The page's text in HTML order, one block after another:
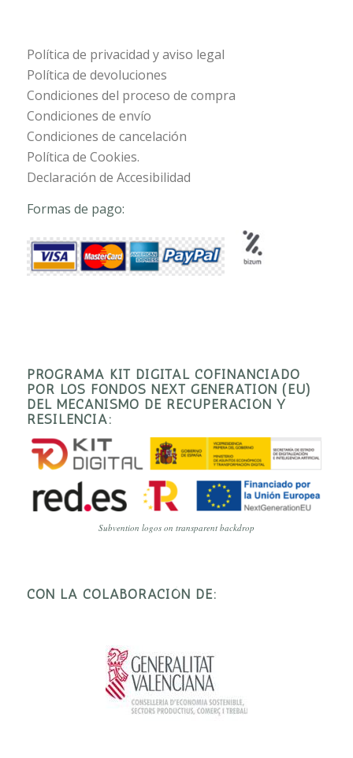
Política de privacidad y aviso legal
Política de devoluciones
Condiciones del proceso de compra
Condiciones de envío
Condiciones de cancelación
Política de Cookies.
Declaración de Accesibilidad
Formas de pago:
PROGRAMA KIT DIGITAL COFINANCIADO
POR LOS FONDOS NEXT GENERATION (EU)
DEL MECANISMO DE RECUPERACIÓN Y
RESILENCIA:
Subvention logos on transparent backdrop
CON LA COLABORACIÓN DE: